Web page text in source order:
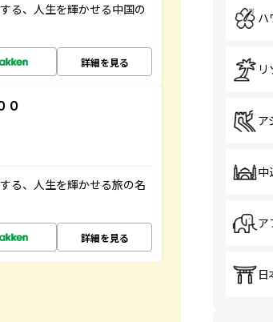
る、人生を輝かせる中国の
詳細を見る
０
る、人生を輝かせる旅の名
詳細を見る
ハ
リ
ア
中
ア
日